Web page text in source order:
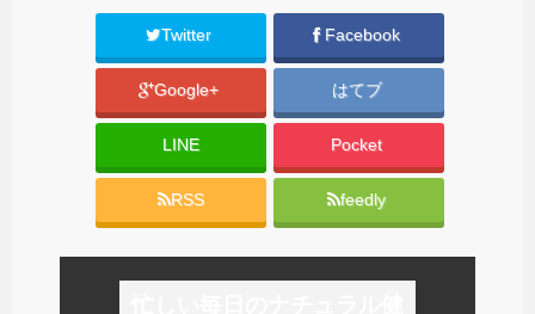
Twitter Facebook
Google+ はてブ
LINE Pocket
RSS feedly